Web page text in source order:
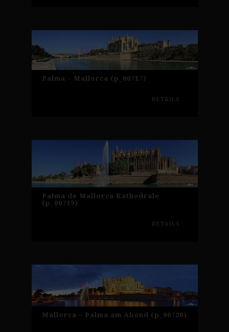
Palma – Mallorca (p_00717)
DETAILS
Palma de Mallorca Kathedrale
(p_00719)
DETAILS
Mallorca – Palma am Abend (p_00720)